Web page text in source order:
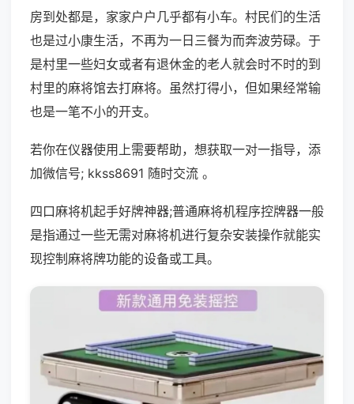
房到处都是，家家户户几乎都有小车。村民们的生活
也是过小康生活，不再为一日三餐为而奔波劳碌。于
是村里一些妇女或者有退休金的老人就会时不时的到
村里的麻将馆去打麻将。虽然打得小，但如果经常输
也是一笔不小的开支。
若你在仪器使用上需要帮助，想获取一对一指导，添
加微信号; kkss8691 随时交流 。
四口麻将机起手好牌神器;普通麻将机程序控牌器一般
是指通过一些无需对麻将机进行复杂安装操作就能实
现控制麻将牌功能的设备或工具。